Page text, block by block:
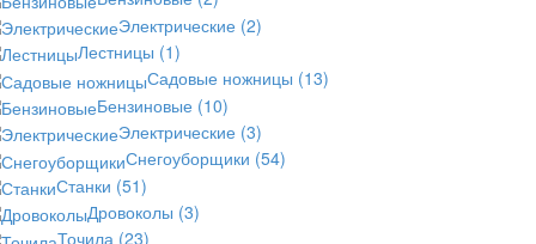
Электрические (2)
Лестницы (1)
Садовые ножницы (13)
Бензиновые (10)
Электрические (3)
Снегоуборщики (54)
Станки (51)
Дровоколы (3)
Точила (23)